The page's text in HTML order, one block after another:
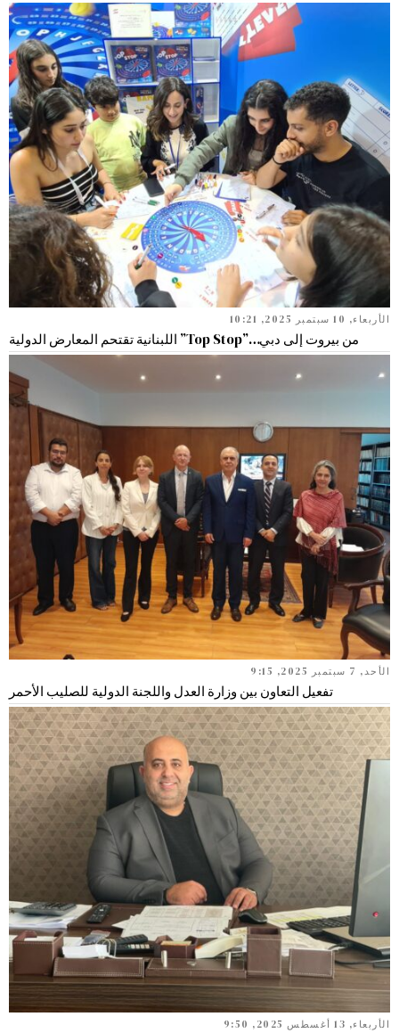
الأربعاء, 10 سبتمبر 2025, 10:21
من بيروت إلى دبي…”Top Stop” اللبنانية تقتحم المعارض الدولية
الأحد, 7 سبتمبر 2025, 9:15
تفعيل التعاون بين وزارة العدل واللجنة الدولية للصليب الأحمر
الأربعاء, 13 أغسطس 2025, 9:50